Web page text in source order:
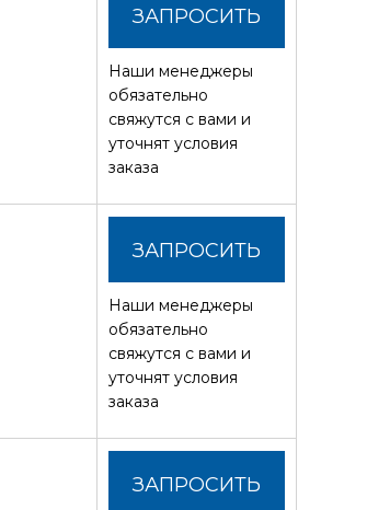
ЗАПРОСИТЬ
СТОИМОСТЬ
Наши менеджеры
обязательно
свяжутся с вами и
уточнят условия
заказа
ЗАПРОСИТЬ
СТОИМОСТЬ
Наши менеджеры
обязательно
свяжутся с вами и
уточнят условия
заказа
ЗАПРОСИТЬ